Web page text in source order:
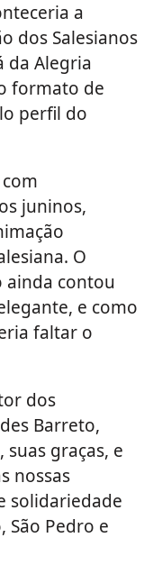
a
dos Salesianos
da Alegria
formato de
perfil do
juninos,
O
ainda contou
e como
faltar o
dos
Barreto,
graças, e
nossas
solidariedade
São Pedro e